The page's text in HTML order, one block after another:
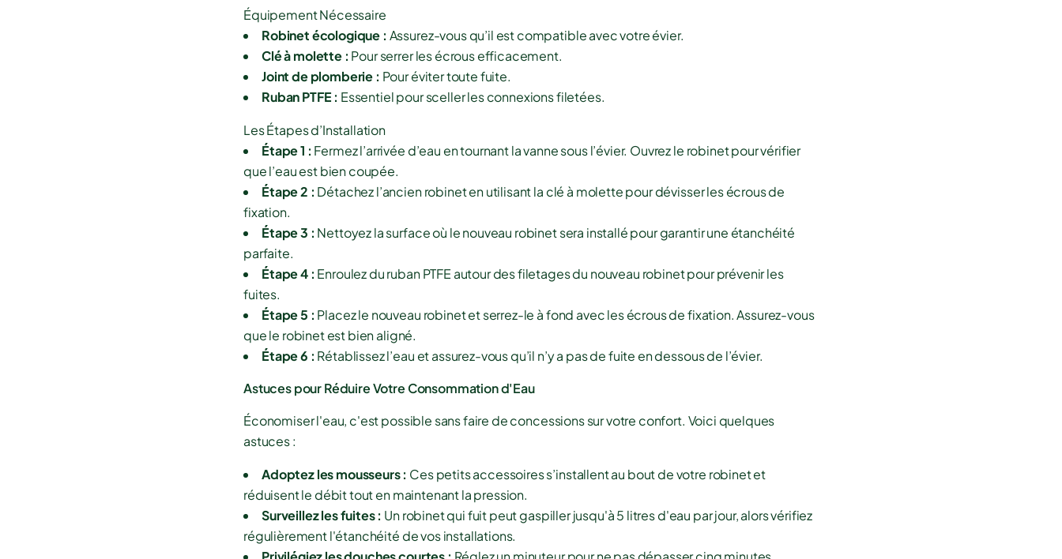
Équipement Nécessaire
Robinet écologique : Assurez-vous qu’il est compatible avec votre évier.
Clé à molette : Pour serrer les écrous efficacement.
Joint de plomberie : Pour éviter toute fuite.
Ruban PTFE : Essentiel pour sceller les connexions filetées.
Les Étapes d’Installation
Étape 1 : Fermez l’arrivée d’eau en tournant la vanne sous l’évier. Ouvrez le robinet pour vérifier
que l’eau est bien coupée.
Étape 2 : Détachez l’ancien robinet en utilisant la clé à molette pour dévisser les écrous de
fixation.
Étape 3 : Nettoyez la surface où le nouveau robinet sera installé pour garantir une étanchéité
parfaite.
Étape 4 : Enroulez du ruban PTFE autour des filetages du nouveau robinet pour prévenir les
fuites.
Étape 5 : Placez le nouveau robinet et serrez-le à fond avec les écrous de fixation. Assurez-vous
que le robinet est bien aligné.
Étape 6 : Rétablissez l’eau et assurez-vous qu’il n’y a pas de fuite en dessous de l’évier.
Astuces pour Réduire Votre Consommation d'Eau
Économiser l'eau, c'est possible sans faire de concessions sur votre confort. Voici quelques
astuces :
Adoptez les mousseurs : Ces petits accessoires s’installent au bout de votre robinet et
réduisent le débit tout en maintenant la pression.
Surveillez les fuites : Un robinet qui fuit peut gaspiller jusqu'à 5 litres d'eau par jour, alors vérifiez
régulièrement l'étanchéité de vos installations.